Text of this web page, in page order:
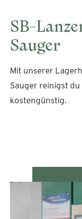
SB-
Sauger
Mit unserer
Sauger reinigst
kostengünstig.